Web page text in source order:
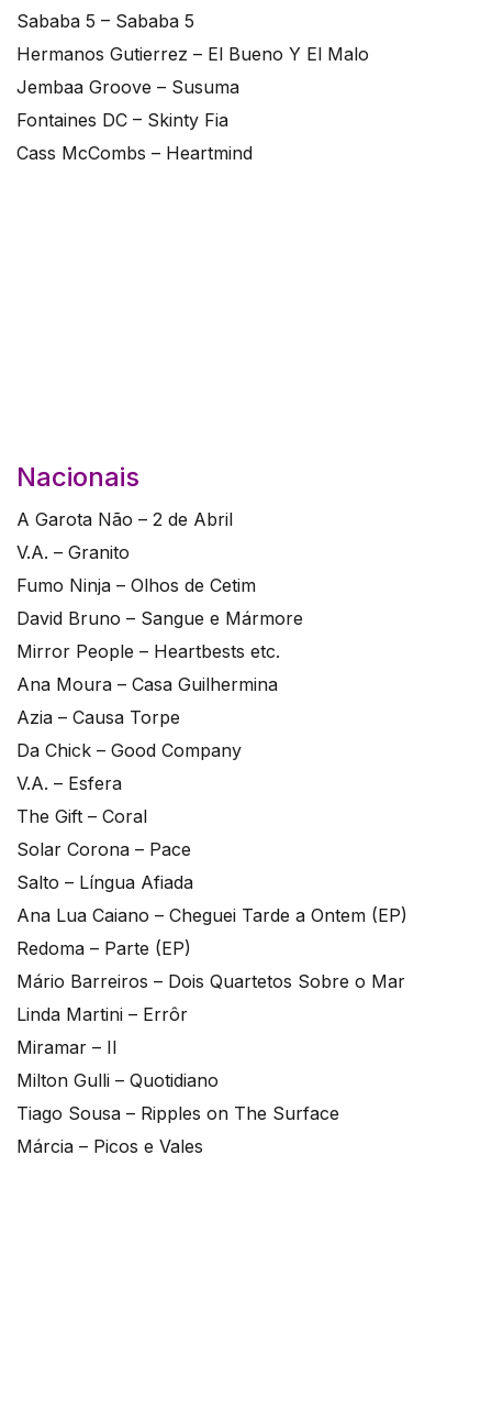
Sababa 5 – Sababa 5
Hermanos Gutierrez – El Bueno Y El Malo
Jembaa Groove – Susuma
Fontaines DC – Skinty Fia
Cass McCombs – Heartmind
Nacionais
A Garota Não – 2 de Abril
V.A. – Granito
Fumo Ninja – Olhos de Cetim
David Bruno – Sangue e Mármore
Mirror People – Heartbests etc.
Ana Moura – Casa Guilhermina
Azia – Causa Torpe
Da Chick – Good Company
V.A. – Esfera
The Gift – Coral
Solar Corona – Pace
Salto – Língua Afiada
Ana Lua Caiano – Cheguei Tarde a Ontem (EP)
Redoma – Parte (EP)
Mário Barreiros – Dois Quartetos Sobre o Mar
Linda Martini – Errôr
Miramar – II
Milton Gulli – Quotidiano
Tiago Sousa – Ripples on The Surface
Márcia – Picos e Vales